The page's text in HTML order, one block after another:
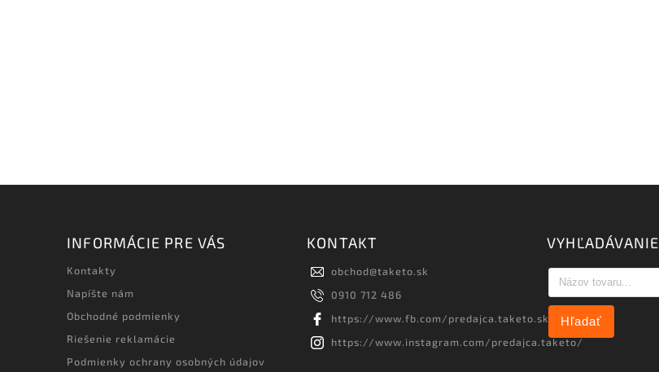
INFORMÁCIE PRE VÁS
Kontakty
Napíšte nám
Obchodné podmienky
Riešenie reklamácie
Podmienky ochrany osobných údajov
KONTAKT
obchod@taketo.sk
0910 712 486
https://www.fb.com/predajca.taketo.sk
https://www.instagram.com/predajca.taketo/
VYHĽADÁVANIE
Hľadať